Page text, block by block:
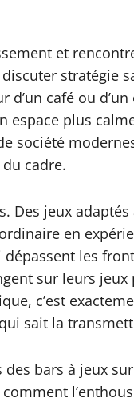
et
stratégie
café ou
plus
société
cadre.
Des jeux
en
les
sur leurs
c’est
sait la
bars à jeux